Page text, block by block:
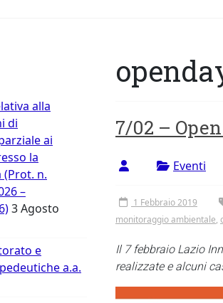
7/02 –
Eventi
1 Febbraio 2019
monitoraggio ambientale,
Il 7 febbraio Lazio
realizzate e alcuni
alla
di
ai
la
n.
–
3 Agosto
e
a.a.